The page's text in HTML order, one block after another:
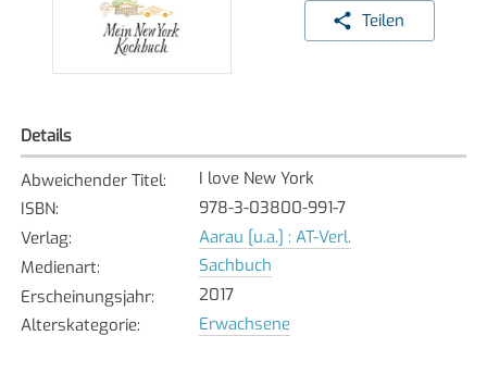
Teilen
Details
Abweichender Titel:
I love New York
ISBN:
978-3-03800-991-7
Verlag:
Aarau [u.a.] : AT-Verl.
Medienart:
Sachbuch
Erscheinungsjahr:
2017
Alterskategorie: Erwachsene